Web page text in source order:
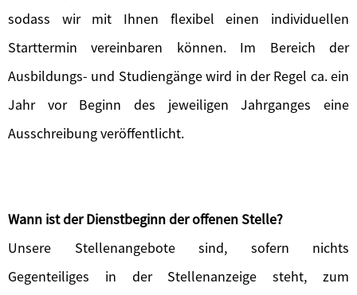
sodass wir mit Ihnen flexibel einen individuellen
Starttermin vereinbaren können. Im Bereich der
Ausbildungs- und Studiengänge wird in der Regel ca. ein
Jahr vor Beginn des jeweiligen Jahrganges eine
Ausschreibung veröffentlicht.
Wann ist der Dienstbeginn der offenen Stelle?
Unsere Stellenangebote sind, sofern nichts
Gegenteiliges in der Stellenanzeige steht, zum